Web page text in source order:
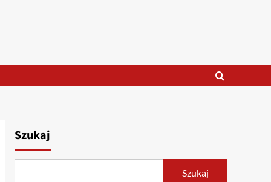
Szukaj
Szukaj